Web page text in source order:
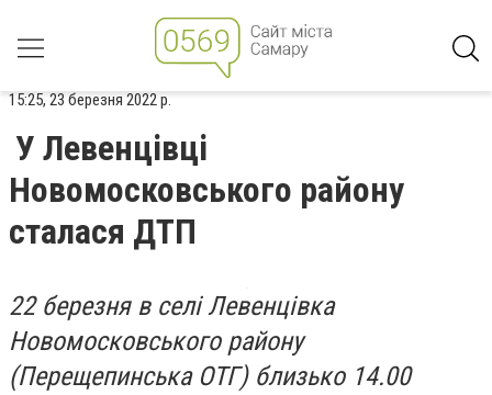
15:25, 23 березня 2022 р.
У Левенцівці
Новомосковського району
сталася ДТП
22 березня в селі Левенцівка
Новомосковського району
(Перещепинська ОТГ) близько 14.00